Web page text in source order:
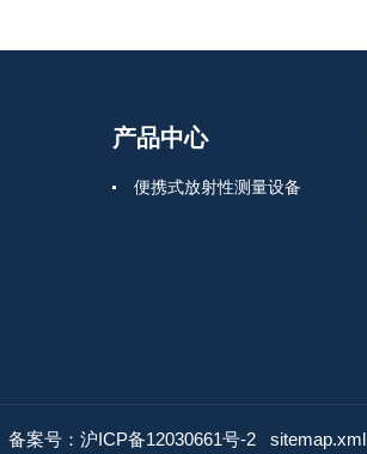
产品中心
便携式放射性测量设备
备案号：沪ICP备12030661号-2 sitemap.xml